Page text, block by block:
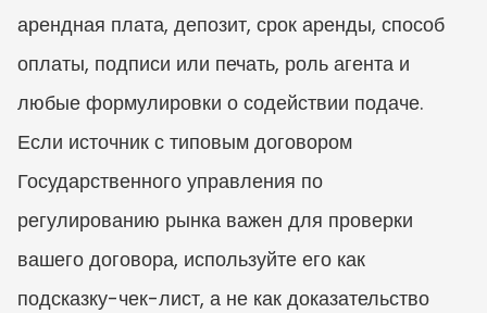
арендная плата, депозит, срок аренды, способ
оплаты, подписи или печать, роль агента и
любые формулировки о содействии подаче.
Если источник с типовым договором
Государственного управления по
регулированию рынка важен для проверки
вашего договора, используйте его как
подсказку-чек-лист, а не как доказательство